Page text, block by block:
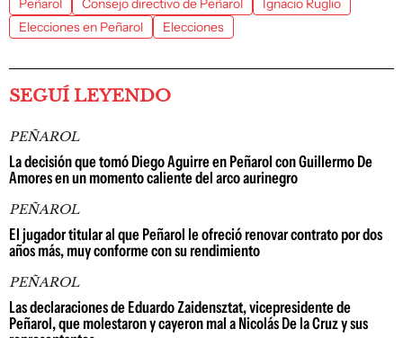
Peñarol Consejo directivo de Peñarol
Ignacio Ruglio
Elecciones en Peñarol
Elecciones
SEGUÍ LEYENDO
PEÑAROL
La decisión que tomó Diego Aguirre en Peñarol con Guillermo De
Amores en un momento caliente del arco aurinegro
PEÑAROL
El jugador titular al que Peñarol le ofreció renovar contrato por dos
años más, muy conforme con su rendimiento
PEÑAROL
Las declaraciones de Eduardo Zaidensztat, vicepresidente de
Peñarol, que molestaron y cayeron mal a Nicolás De la Cruz y sus